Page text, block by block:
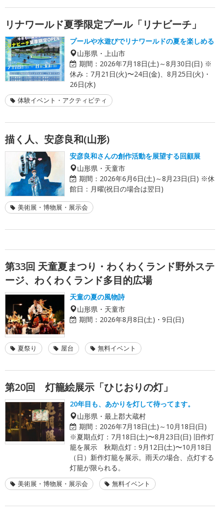
リナワールド夏季限定プール「リナビーチ」
プールや水遊びでリナワールドの夏を楽しめる
山形県・上山市
期間： 2026年7月18日(土)～8月30日(日) ※
休み：7月21日(火)〜24日(金)、8月25日(火)・
26日(水)
体験イベント・アクティビティ
描く人、安彦良和(山形)
安彦良和さんの創作活動を展望する回顧展
山形県・天童市
期間： 2026年6月6日(土)～8月23日(日) ※休
館日：月曜(祝日の場合は翌日)
美術展・博物展・展示会
第33回 天童夏まつり・わくわくランド野外ステ
ージ、わくわくランド多目的広場
天童の夏の風物詩
山形県・天童市
期間： 2026年8月8日(土)・9日(日)
夏祭り 屋台 無料イベント
第20回 灯籠絵展示「ひじおりの灯」
20年目も、あかりを灯して待ってます。
山形県・最上郡大蔵村
期間： 2026年7月18日(土)～10月18日(日)
※夏期点灯：7月18日(土)〜8月23日(日) 旧作灯
籠を展示 秋期点灯：9月12日(土)〜10月18日
（日）新作灯籠を展示。雨天の場合、点灯する
灯籠が限られる。
美術展・博物展・展示会 無料イベント